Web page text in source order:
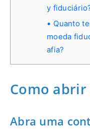
y
Quanto
moeda
afia?
Como abrir
Abra uma